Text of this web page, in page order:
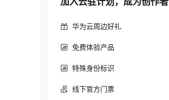
华为云周边好礼
免费体验产品
特殊身份标识
线下官方门票